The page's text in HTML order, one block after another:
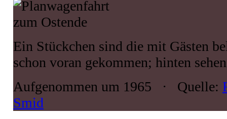
Ein Stückchen sind die mit Gästen
schon voran gekommen; hinten
Aufgenommen um 1965 · Quelle:
Smid